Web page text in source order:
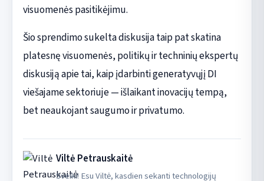
visuomenės pasitikėjimu.
Šio sprendimo sukelta diskusija taip pat skatina
platesnę visuomenės, politikų ir techninių ekspertų
diskusiją apie tai, kaip įdarbinti generatyvųjį DI
viešajame sektoriuje — išlaikant inovacijų tempą,
bet neaukojant saugumo ir privatumo.
Viltė Petrauskaitė
Sveiki! Esu Viltė, kasdien sekanti technologijų